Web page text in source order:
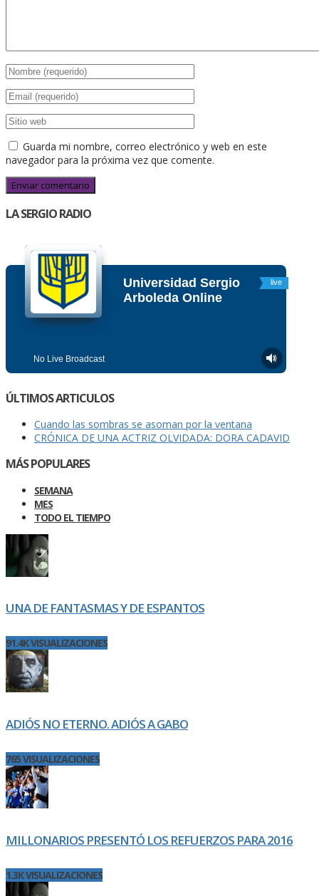
Guarda mi nombre, correo electrónico y web en este
navegador para la próxima vez que comente.
LA SERGIO RADIO
ÚLTIMOS ARTICULOS
Cuando las sombras se asoman por la ventana
CRÓNICA DE UNA ACTRIZ OLVIDADA: DORA CADAVID
MÁS POPULARES
SEMANA
MES
TODO EL TIEMPO
UNA DE FANTASMAS Y DE ESPANTOS
91.4K VISUALIZACIONES
ADIÓS NO ETERNO. ADIÓS A GABO
765 VISUALIZACIONES
MILLONARIOS PRESENTÓ LOS REFUERZOS PARA 2016
1.3K VISUALIZACIONES